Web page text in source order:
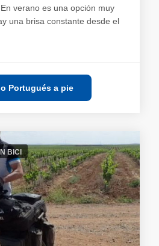
verano es una opción muy
una brisa constante desde el
Portugués a pie
BICI